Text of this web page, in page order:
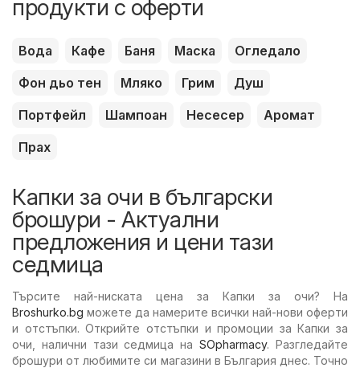
продукти с оферти
Вода Кафе Баня Маска
Огледало
Фон дьо тен
Мляко Грим
Душ
Портфейл
Шампоан Несесер
Аромат
Прах
Капки за очи в български
брошури - Актуални
предложения и цени тази
седмица
Търсите най-ниската цена за Капки за очи? На
Broshurko.bg можете да намерите всички най-нови оферти
и отстъпки. Открийте отстъпки и промоции за Капки за
очи, налични тази седмица наSOpharmacy. Разгледайте
брошури от любимите си магазини в България днес. Точно